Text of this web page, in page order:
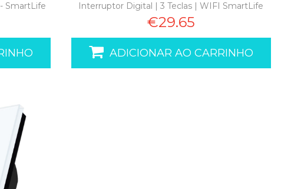
SmartLife Interruptor Digital | 3 Teclas | WIFI SmartLife
€29.65
ADICIONAR AO CARRINHO